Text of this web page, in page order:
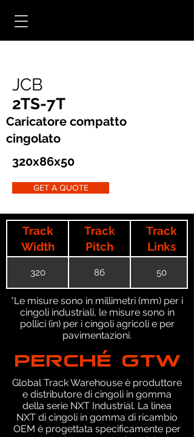
JCB
2TS-7T
Caricatore compatto
cingolato
320x86x50
GET A QUOTE
Track
Width
Track
Pitch
Track
Links
320 86 50
*Le misure sono in millimetri (mm) per i
cingoli industriali, le misure sono in
pollici (in) per i cingoli agricoli e per
pavimentazioni.
PERCHÉ GTW
Global Track Warehouse è produttore
e distributore di cingoli in gomma
della serie NXT Industrial. La linea
NXT di cingoli in gomma di ricambio
OEM è progettata specificamente per